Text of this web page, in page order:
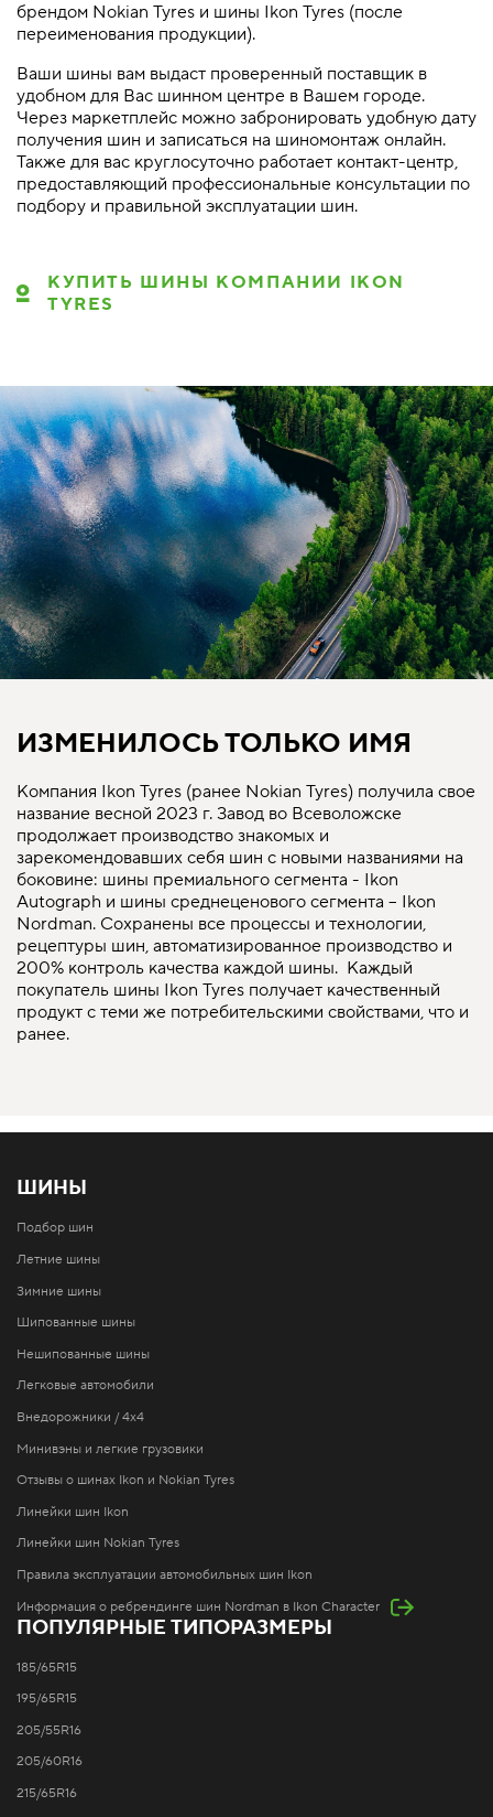
брендом Nokian Tyres и шины Ikon Tyres (после
переименования продукции).
Ваши шины вам выдаст проверенный поставщик в
удобном для Вас шинном центре в Вашем городе.
Через маркетплейс можно забронировать удобную дату
получения шин и записаться на шиномонтаж онлайн.
Также для вас круглосуточно работает контакт-центр,
предоставляющий профессиональные консультации по
подбору и правильной эксплуатации шин.
КУПИТЬ ШИНЫ КОМПАНИИ IKON
TYRES
ИЗМЕНИЛОСЬ ТОЛЬКО ИМЯ
Компания Ikon Tyres (ранее Nokian Tyres) получила свое
название весной 2023 г. Завод во Всеволожске
продолжает производство знакомых и
зарекомендовавших себя шин с новыми названиями на
боковине: шины премиального сегмента - Ikon
Autograph и шины среднеценового сегмента – Ikon
Nordman. Сохранены все процессы и технологии,
рецептуры шин, автоматизированное производство и
200% контроль качества каждой шины. Каждый
покупатель шины Ikon Tyres получает качественный
продукт с теми же потребительскими свойствами, что и
ранее.
ШИНЫ
Подбор шин
Летние шины
Зимние шины
Шипованные шины
Нешипованные шины
Легковые автомобили
Внедорожники / 4x4
Минивэны и легкие грузовики
Отзывы о шинах Ikon и Nokian Tyres
Линейки шин Ikon
Линейки шин Nokian Tyres
Правила эксплуатации автомобильных шин Ikon
Информация о ребрендинге шин Nordman в Ikon Character
ПОПУЛЯРНЫЕ ТИПОРАЗМЕРЫ
185/65R15
195/65R15
205/55R16
205/60R16
215/65R16